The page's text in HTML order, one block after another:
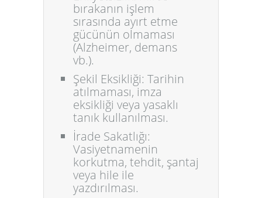
bırakanın işlem
sırasında ayırt etme
gücünün olmaması
(Alzheimer, demans
vb.).
Şekil Eksikliği: Tarihin
atılmaması, imza
eksikliği veya yasaklı
tanık kullanılması.
İrade Sakatlığı:
Vasiyetnamenin
korkutma, tehdit, şantaj
veya hile ile
yazdırılması.